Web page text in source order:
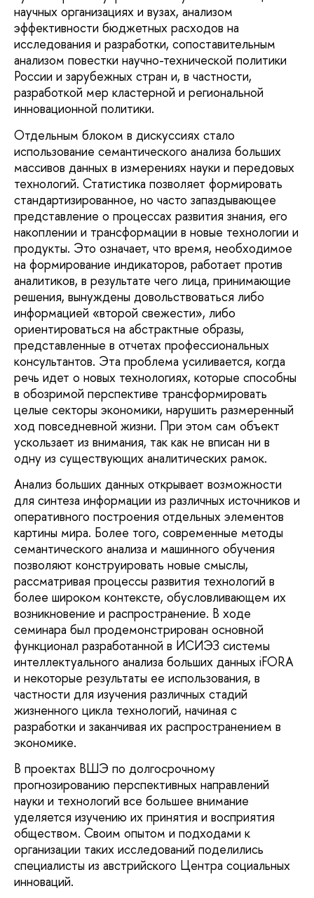
научных организациях и вузах, анализом
эффективности бюджетных расходов на
исследования и разработки, сопоставительным
анализом повестки научно-технической политики
России и зарубежных стран и, в частности,
разработкой мер кластерной и региональной
инновационной политики.
Отдельным блоком в дискуссиях стало
использование семантического анализа больших
массивов данных в измерениях науки и передовых
технологий. Статистика позволяет формировать
стандартизированное, но часто запаздывающее
представление о процессах развития знания, его
накоплении и трансформации в новые технологии и
продукты. Это означает, что время, необходимое
на формирование индикаторов, работает против
аналитиков, в результате чего лица, принимающие
решения, вынуждены довольствоваться либо
информацией «второй свежести», либо
ориентироваться на абстрактные образы,
представленные в отчетах профессиональных
консультантов. Эта проблема усиливается, когда
речь идет о новых технологиях, которые способны
в обозримой перспективе трансформировать
целые секторы экономики, нарушить размеренный
ход повседневной жизни. При этом сам объект
ускользает из внимания, так как не вписан ни в
одну из существующих аналитических рамок.
Анализ больших данных открывает возможности
для синтеза информации из различных источников и
оперативного построения отдельных элементов
картины мира. Более того, современные методы
семантического анализа и машинного обучения
позволяют конструировать новые смыслы,
рассматривая процессы развития технологий в
более широком контексте, обусловливающем их
возникновение и распространение. В ходе
семинара был продемонстрирован основной
функционал разработанной в ИСИЭЗ системы
интеллектуального анализа больших данных iFORA
и некоторые результаты ее использования, в
частности для изучения различных стадий
жизненного цикла технологий, начиная с
разработки и заканчивая их распространением в
экономике.
В проектах ВШЭ по долгосрочному
прогнозированию перспективных направлений
науки и технологий все большее внимание
уделяется изучению их принятия и восприятия
обществом. Своим опытом и подходами к
организации таких исследований поделились
специалисты из австрийского Центра социальных
инноваций.